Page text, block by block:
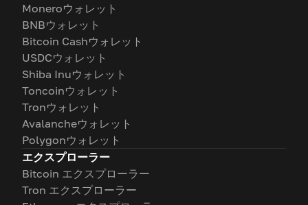
Moneroウォレット
BNBウォレット
Bitcoin Cashウォレット
USDCウォレット
Shiba Inuウォレット
Toncoinウォレット
Tronウォレット
Avalancheウォレット
Polygonウォレット
エクスプローラー
Bitcoin エクスプローラー
Tron エクスプローラー